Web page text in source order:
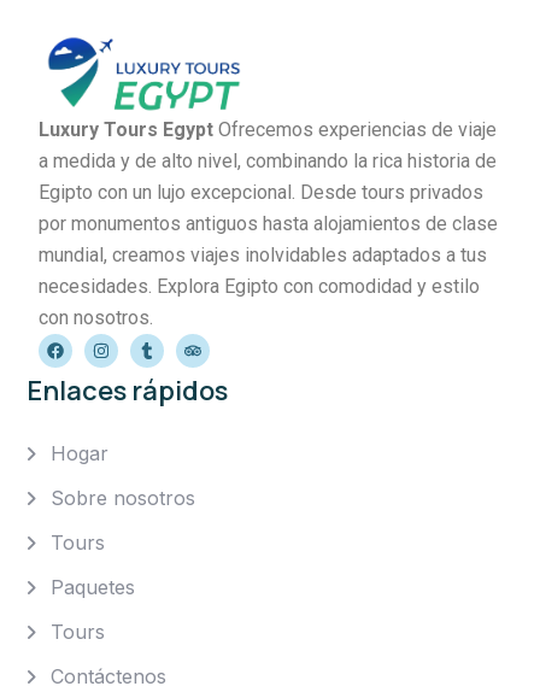
Luxury Tours Egypt Ofrecemos experiencias de viaje
a medida y de alto nivel, combinando la rica historia de
Egipto con un lujo excepcional. Desde tours privados
por monumentos antiguos hasta alojamientos de clase
mundial, creamos viajes inolvidables adaptados a tus
necesidades. Explora Egipto con comodidad y estilo
con nosotros.
Enlaces rápidos
Hogar
Sobre nosotros
Tours
Paquetes
Tours
Contáctenos